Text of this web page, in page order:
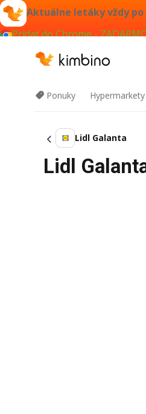
Aktuálne letáky vždy po
Pridať do Chrome -
Ponuky Hypermarkety
Lidl Galanta
Lidl